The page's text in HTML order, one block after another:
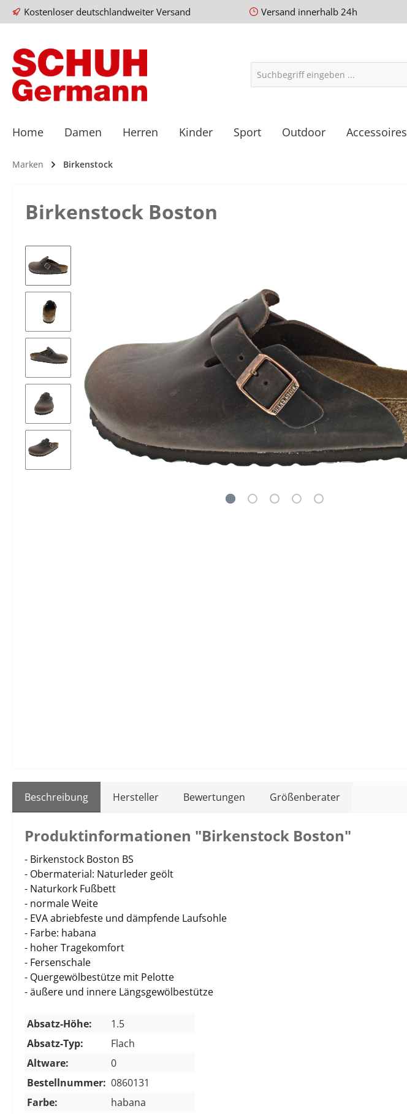
Kostenloser deutschlandweiter Versand Versand innerhalb 24h
Home Damen Herren Kinder Sport Outdoor Accessoires
Marken Birkenstock
Birkenstock Boston
Beschreibung Hersteller Bewertungen Größenberater
Produktinformationen "Birkenstock Boston"
- Birkenstock Boston BS
- Obermaterial: Naturleder geölt
- Naturkork Fußbett
- normale Weite
- EVA abriebfeste und dämpfende Laufsohle
- Farbe: habana
- hoher Tragekomfort
- Fersenschale
- Quergewölbestütze mit Pelotte
- äußere und innere Längsgewölbestütze
Absatz-Höhe:
1.5
Absatz-Typ:
Flach
Altware:
0
Bestellnummer: 0860131
Farbe:
habana